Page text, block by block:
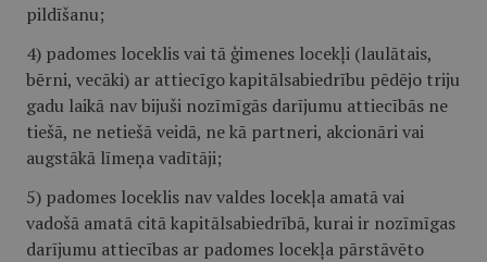
pildīšanu;
4) padomes loceklis vai tā ģimenes locekļi (laulātais,
bērni, vecāki) ar attiecīgo kapitālsabiedrību pēdējo triju
gadu laikā nav bijuši nozīmīgās darījumu attiecībās ne
tiešā, ne netiešā veidā, ne kā partneri, akcionāri vai
augstākā līmeņa vadītāji;
5) padomes loceklis nav valdes locekļa amatā vai
vadošā amatā citā kapitālsabiedrībā, kurai ir nozīmīgas
darījumu attiecības ar padomes locekļa pārstāvēto